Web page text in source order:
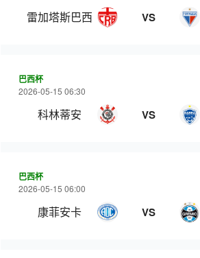
雷加塔斯巴西 VS
巴西杯
2026-05-15 06:30
科林蒂安 VS
巴西杯
2026-05-15 06:00
康菲安卡 VS